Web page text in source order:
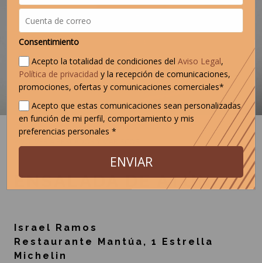
ENSALADA DE ATÚN
Israel Ramos
Restaurante Mantúa, 1 Estrella
Michelin
Consentimiento
Acepto la totalidad de condiciones delAviso Legal,
Política de privacidad y la recepción de comunicaciones,
promociones, ofertas y comunicaciones comerciales*
Acepto que estas comunicaciones sean personalizadas
en función de mi perfil, comportamiento y mis
preferencias personales *
ENVIAR